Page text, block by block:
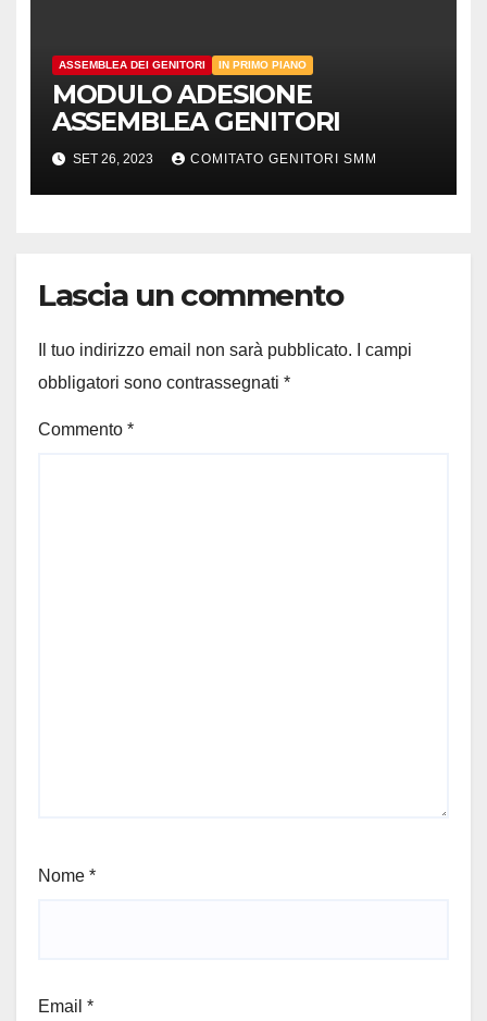
ASSEMBLEA DEI GENITORI IN PRIMO PIANO
MODULO ADESIONE
ASSEMBLEA GENITORI
SET 26, 2023 COMITATO GENITORI SMM
Lascia un commento
Il tuo indirizzo email non sarà pubblicato.
I campi
obbligatori sono contrassegnati *
Commento *
Nome *
Email *